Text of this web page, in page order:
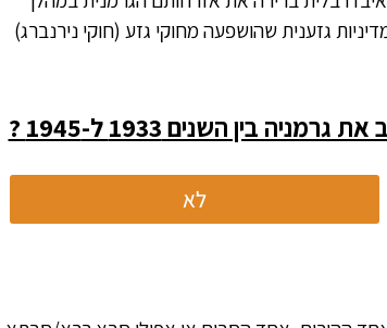
ממדיניות גזענית שהושפעה מחוקי גזע (חוקי נירנברג)
בין השנים 1933 ל-1945 ?
לא